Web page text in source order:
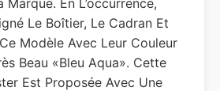
Marque. En L’occurrence,
Le Boîtier, Le Cadran Et
Modèle Avec Leur Couleur
Beau «bleu Aqua». Cette
Est Proposée Avec Une